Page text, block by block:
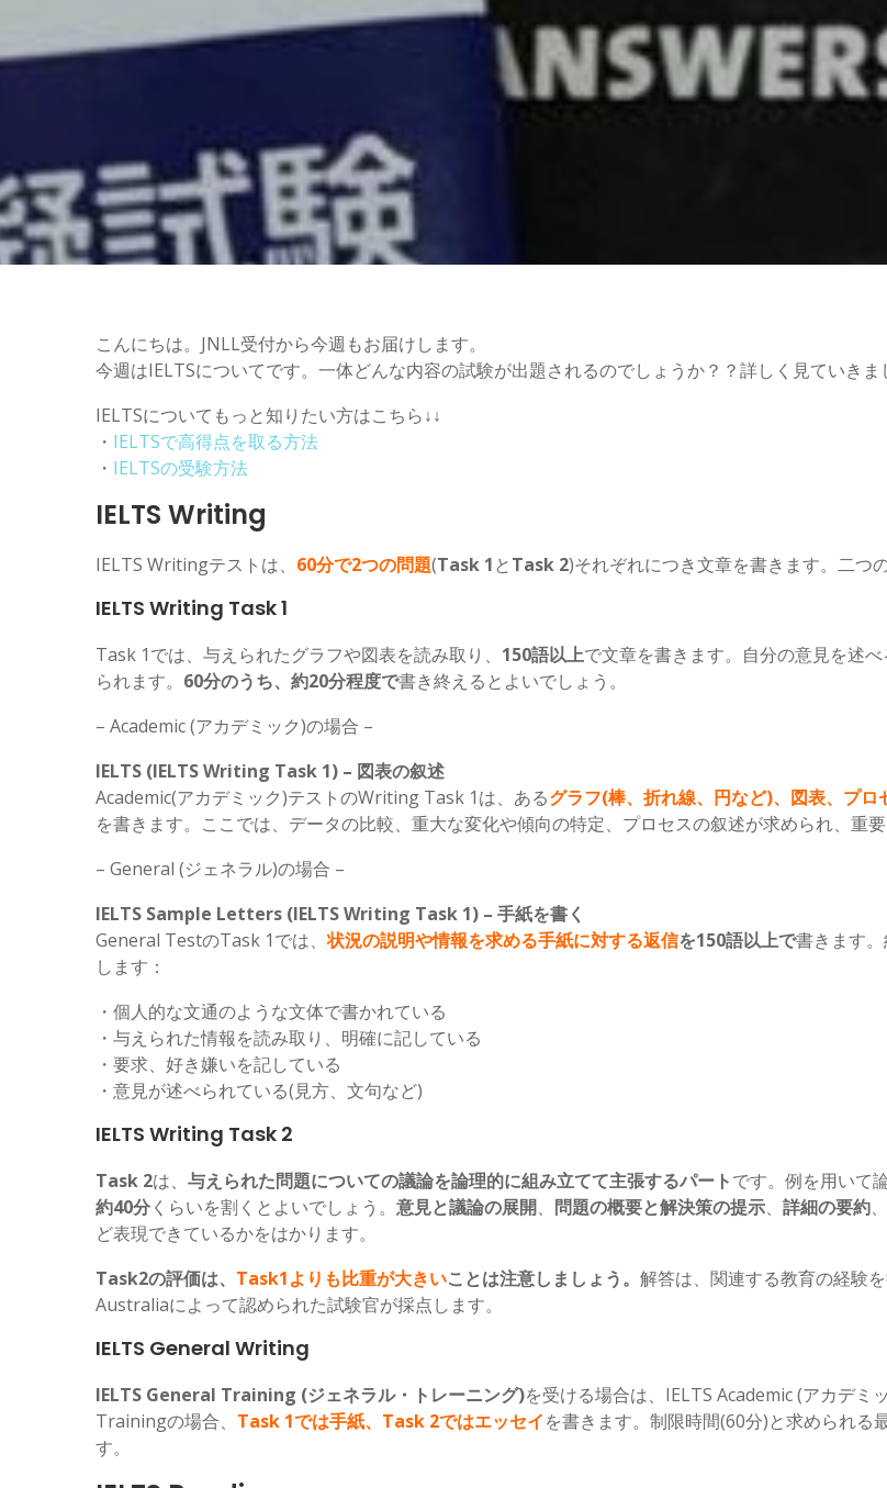
こんにちは。JNLL受付から今週もお届けします。
今週はIELTSについてです。一体どんな内容の試験が出題されるのでしょうか？？詳しく見ていきま
IELTSについてもっと知りたい方はこちら↓↓
・ IELTSで高得点を取る方法
・ IELTSの受験方法
IELTS Writing
IELTS Writingテストは、 60分で2つの問題(Task 1 とTask 2)それぞれにつき文章を書きます。二つ
IELTS Writing Task 1
Task 1では、与えられたグラフや図表を読み取り、 150語以上で文章を書きます。自分の意見を述
られます。 60分のうち、約20分程度で書き終えるとよいでしょう。
– Academic (アカデミック)の場合 –
IELTS (IELTS Writing Task 1) – 図表の叙述
Academic(アカデミック)テストのWriting Task 1は、あるグラフ(棒、折れ線、円など)、図表、プ
を書きます。ここでは、データの比較、重大な変化や傾向の特定、プロセスの叙述が求められ、重
– General (ジェネラル)の場合 –
IELTS Sample Letters (IELTS Writing Task 1) – 手紙を書く
General TestのTask 1では、状況の説明や情報を求める手紙に対する返信を150語以上で書きます
します：
・個人的な文通のような文体で書かれている
・与えられた情報を読み取り、明確に記している
・要求、好き嫌いを記している
・意見が述べられている(見方、文句など)
IELTS Writing Task 2
Task 2は、 与えられた問題についての議論を論理的に組み立てて主張するパートです。例を用いて
約40分くらいを割くとよいでしょう。 意見と議論の展開、 問題の概要と解決策の提示、 詳細の要約、
ど表現できているかをはかります。
Task2の評価は、 Task1よりも比重が大きいことは注意しましょう。 解答は、関連する教育の経験
Australiaによって認められた試験官が採点します。
IELTS General Writing
IELTS General Training (ジェネラル・トレーニング)を受ける場合は、IELTS Academic (アカデ
Trainingの場合、 Task 1では手紙、Task 2ではエッセイを書きます。制限時間(60分)と求められる
す。